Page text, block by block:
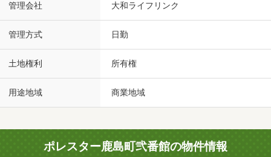
管理会社 大和ライフリンク
管理方式 日勤
土地権利 所有権
用途地域 商業地域
ポレスター鹿島町弐番館の物件情報